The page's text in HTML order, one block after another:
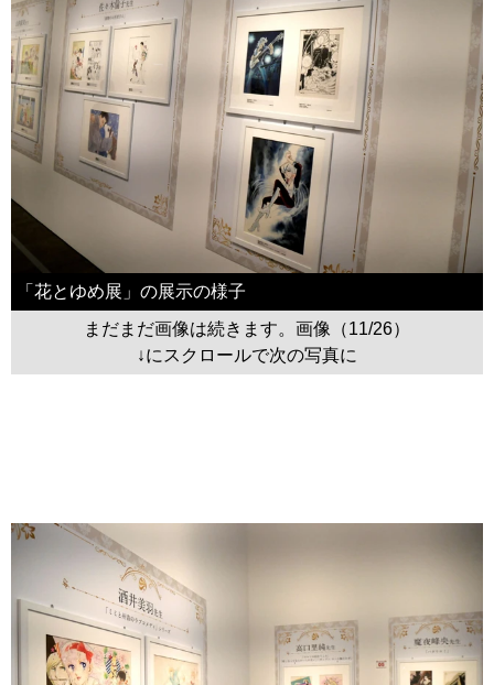
「花とゆめ展」の展示の様子
まだまだ画像は続きます。画像（11/26）
↓にスクロールで次の写真に